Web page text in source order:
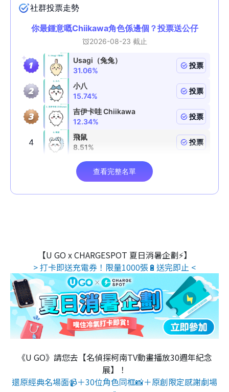
【U GO x CHARGESPOT 夏日消暑企劃⚡】
> 打卡即送充電券！限量1000張🔋送完即止 <
《U GO》請您去【名偵探柯南TV動畫播放30週年紀念
展】！
還原經典名場面📹＋30位角色同框📸＋原創限定感謝劇場